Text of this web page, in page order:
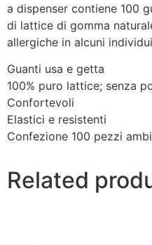
a dispenser contiene 100
di lattice di gomma
allergiche in alcuni
Guanti usa e getta
100% puro lattice; senza
Confortevoli
Elastici e resistenti
Confezione 100 pezzi
Related